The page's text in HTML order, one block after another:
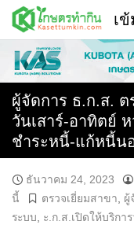
Skip
content
พืช
หน้าแรก
แวดวงเกษตร
สถานีข่าววันนี้
เ
ผู้จัดการ ธ.ก.ส. ต
วันเสาร์-อาทิตย์
ชำระหนี้-แก้หนี้น
ธันวาคม 24, 2023
นี้
ตรวจเยี่ยมสาขา, ผู้
ระบบ, ะ.ก.ส.เปิดให้บริกา